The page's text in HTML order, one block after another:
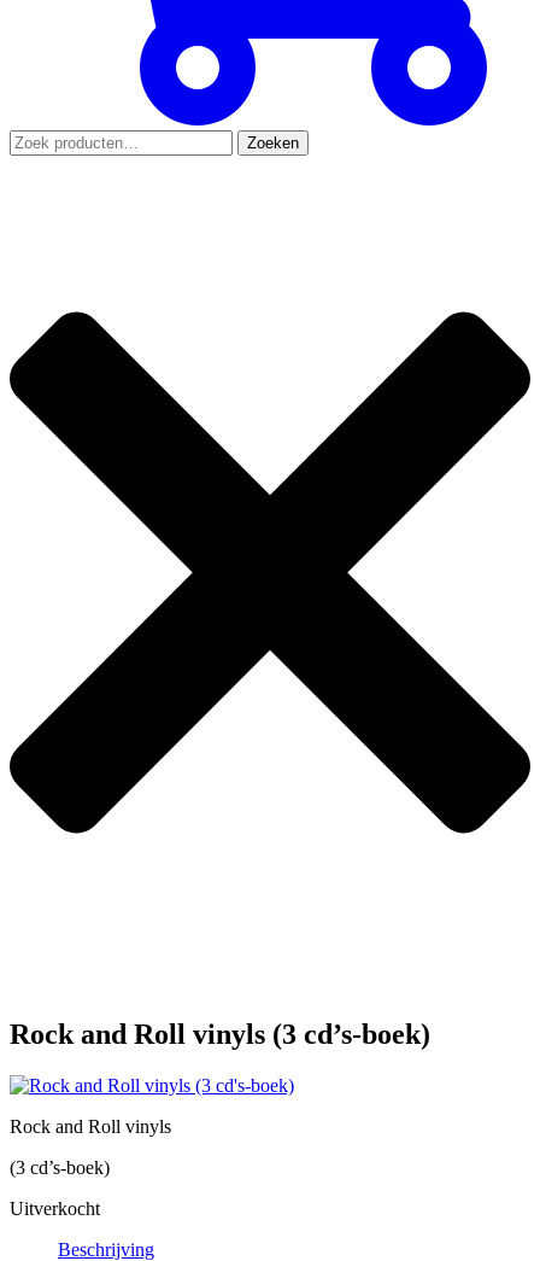
Zoeken
naar:
Zoeken
Rock and Roll vinyls (3 cd’s-boek)
Rock and Roll vinyls
(3 cd’s-boek)
Uitverkocht
Beschrijving